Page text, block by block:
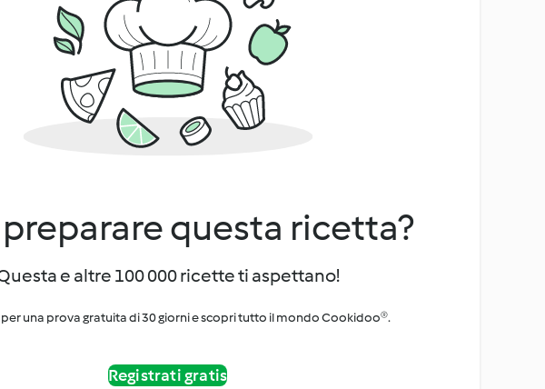
questa ricetta?
e altre 100 000 ricette ti aspettano!
per una prova gratuita di 30 giorni e scopri tutto il mondo Cookidoo®.
Registrati gratis